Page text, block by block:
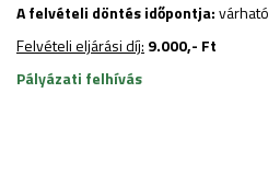
A felvételi döntés időpontja:
Felvételi eljárási díj: 9.000,- Ft
Pályázati felhívás